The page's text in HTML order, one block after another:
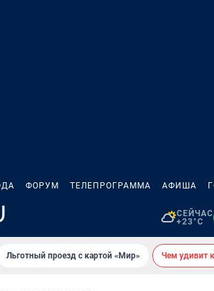
ФОРУМ ТЕЛЕПРОГРАММА АФИША
СЕЙЧАС
+23°C
Льготный проезд с картой «Мир» Чем удивит